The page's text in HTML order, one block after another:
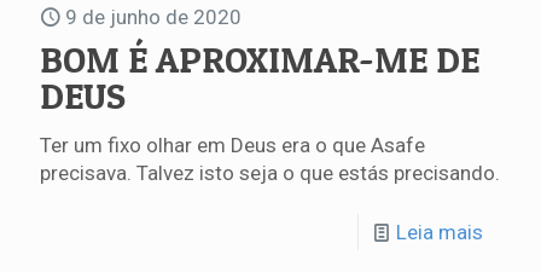
9 de junho de 2020
BOM É APROXIMAR-ME DE
DEUS
Ter um fixo olhar em Deus era o que Asafe
precisava. Talvez isto seja o que estás precisando.
Leia mais